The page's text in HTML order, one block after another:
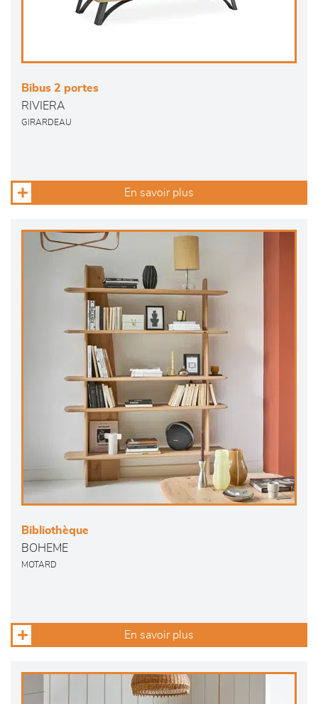
Bibus 2 portes
RIVIERA
GIRARDEAU
En savoir plus
Bibliothèque
BOHEME
MOTARD
En savoir plus